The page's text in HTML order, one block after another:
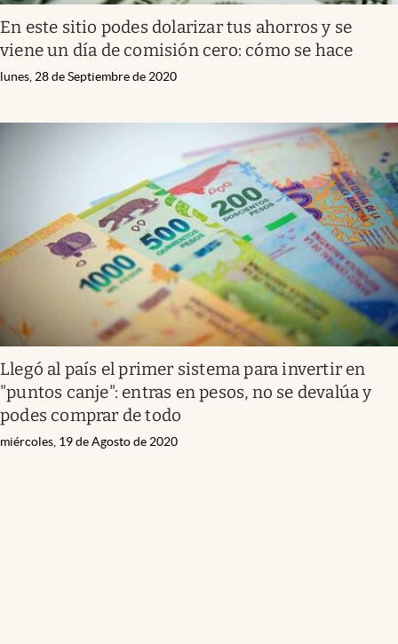
En este sitio podes dolarizar tus ahorros y se
viene un día de comisión cero: cómo se hace
lunes, 28 de Septiembre de 2020
Llegó al país el primer sistema para invertir en
"puntos canje": entras en pesos, no se devalúa y
podes comprar de todo
miércoles, 19 de Agosto de 2020